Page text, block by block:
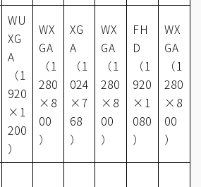
WU
XG
A
（1
920
×1
200
）
WX
GA
（1
280
×8
00
）
XG
A
（1
024
×7
68
）
WX
GA
（1
280
×8
00
）
FH
D
（1
920
×1
080
）
WX
GA
（1
280
×8
00
）